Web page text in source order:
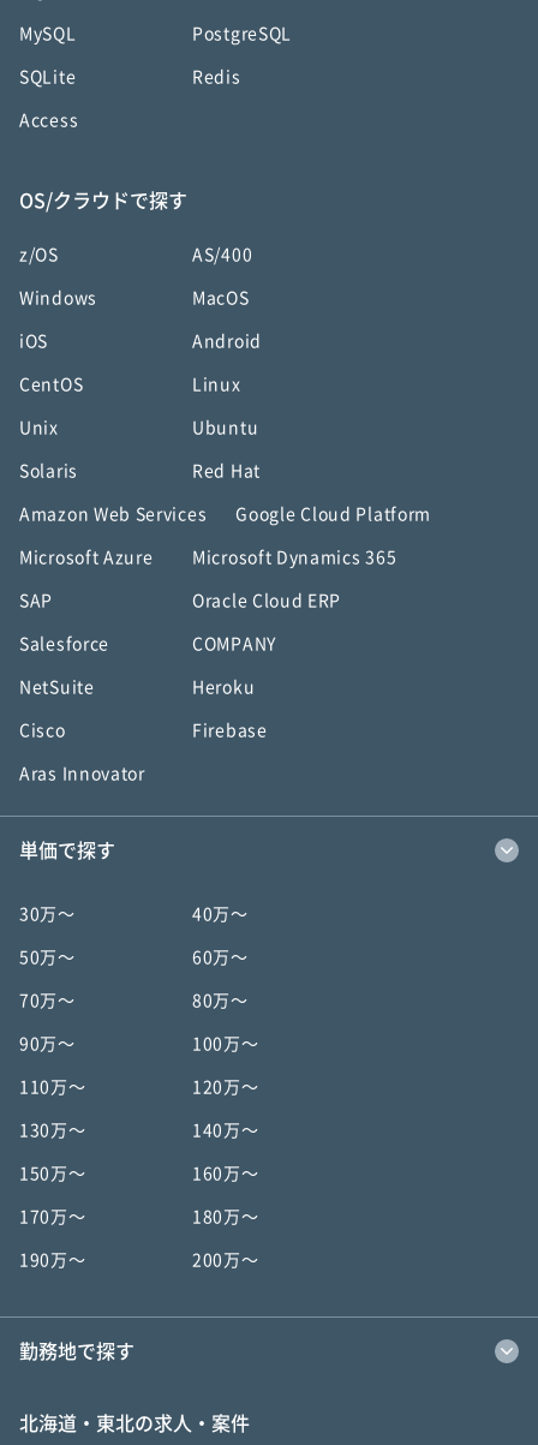
MySQL PostgreSQL
SQLite Redis
Access
OS/クラウドで探す
z/OS AS/400
Windows MacOS
iOS Android
CentOS Linux
Unix Ubuntu
Solaris Red Hat
Amazon Web Services Google Cloud Platform
Microsoft Azure Microsoft Dynamics 365
SAP Oracle Cloud ERP
Salesforce COMPANY
NetSuite Heroku
Cisco Firebase
Aras Innovator
単価で探す
30万〜 40万〜
50万〜 60万〜
70万〜 80万〜
90万〜 100万〜
110万〜 120万〜
130万〜 140万〜
150万〜 160万〜
170万〜 180万〜
190万〜 200万〜
勤務地で探す
北海道・東北の求人・案件